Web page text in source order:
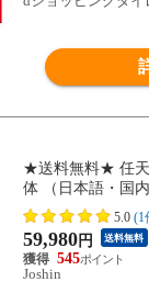
★送料無料★ 任天
体 （日本語・国
6CA NSW2ホンタ
5.0 (1
59,980円 送料無料
545
Joshin